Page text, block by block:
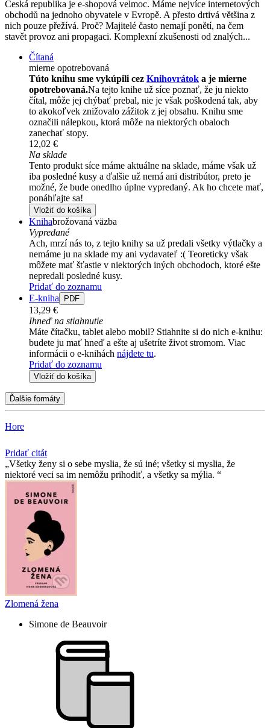
Česká republika je e-shopová velmoc. Máme nejvíce internetových
obchodů na jednoho obyvatele v Evropě. A přesto drtivá většina z
nich pouze přežívá. Proč? Majitelé často nemají ponětí, na čem
stavět provoz ani propagaci. Komplexní zkušenosti od znalých...
Čítaná
mierne opotrebovaná
Túto knihu sme vykúpili cez Knihovrátok a je mierne
opotrebovaná.Na tejto knihe už síce poznať, že ju niekto
čítal, môže jej chýbať prebal, nie je však poškodená tak, aby
to akokoľvek znižovalo zážitok z jej obsahu. Knihu sme
označili nálepkou, ktorá môže na niektorých obaloch
zanechať stopy.
12,02 €
Na sklade
Tento produkt síce máme aktuálne na sklade, máme však už
iba posledné kusy a ďalšie už nemá ani distribútor, preto je
možné, že bude onedlho úplne vypredaný. Ak ho chcete mať,
ponáhľajte sa!
Vložiť do košíka
Knihabrožovaná väzba
Vypredané
Ach, mrzí nás to, z tejto knihy sa už predali všetky výtlačky a
nemáme ju na sklade my ani vydavateľ :( Teoreticky však
môžete mať šťastie v niektorých iných obchodoch, ktoré ešte
nepredali posledné kusy.
Pridať do zoznamu
E-kniha
PDF
13,29 €
Ihneď na stiahnutie
Máte čítačku, tablet alebo mobil? Stiahnite si do nich e-knihu:
budete ju mať hneď a ešte aj ušetríte život stromom. Viac
informácii o e-knihách nájdete tu.
Pridať do zoznamu
Vložiť do košíka
Ďalšie formáty
Hore
Pridať citát
Všetky ženy si o sebe myslia, že sú iné; všetky si myslia, že
niektoré veci sa im nemôžu prihodiť, a všetky sa mýlia.
Zlomená žena
Simone de Beauvoir